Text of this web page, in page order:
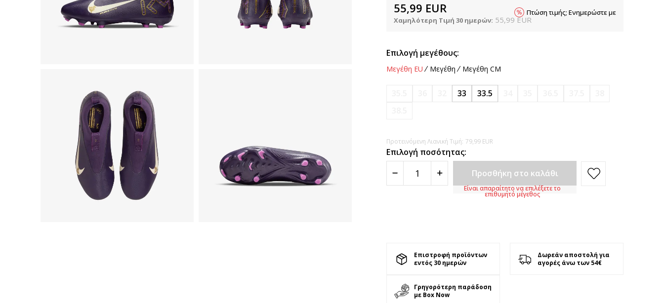
55,99 EUR
Χαμηλότερη Τιμή 30 ημερών: 55,99 EUR
Πτώση τιμής; Ενημερώστε με
Επιλογή μεγέθους:
Μεγέθη EU Μεγέθη Μεγέθη CM
33 33.5
Προτεινόμενη Λιανική Τιμή: 79,99 EUR
Επιλογή ποσότητας:
Προσθήκη στο καλάθι
Είναι απαραίτητο να επιλέξετε το
επιθυμητό μέγεθος
Επιστροφή προϊόντων
εντός 30 ημερών
Δωρεάν αποστολή για
αγορές άνω των 54€
Γρηγορότερη παράδοση
με Box Now